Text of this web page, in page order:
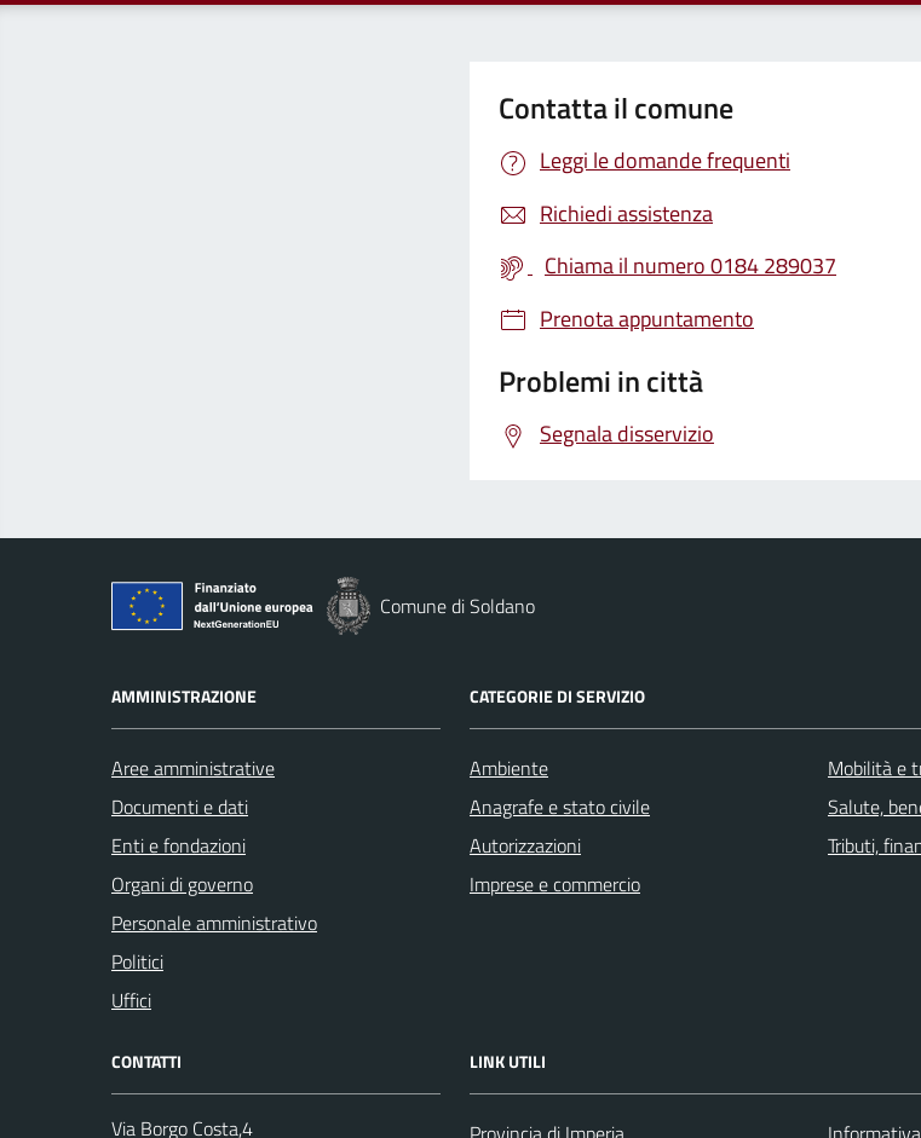
Contatta il comune
Leggi le domande frequenti
Richiedi assistenza
Chiama il numero 0184 289037
Prenota appuntamento
Problemi in città
Segnala disservizio
Comune di Soldano
AMMINISTRAZIONE
Aree amministrative
Documenti e dati
Enti e fondazioni
Organi di governo
Personale amministrativo
Politici
Uffici
CATEGORIE DI SERVIZIO
Ambiente
Anagrafe e stato civile
Autorizzazioni
Imprese e commercio
Mobilità e
Salute,
Tributi,
CONTATTI
Via Borgo Costa,4
LINK UTILI